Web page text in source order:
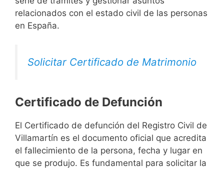
relacionados con el estado civil de las personas
en España.
Solicitar Certificado de Matrimonio
Certificado de Defunción
El Certificado de defunción del Registro Civil de
Villamartín es el documento oficial que acredita
el fallecimiento de la persona, fecha y lugar en
que se produjo. Es fundamental para solicitar la